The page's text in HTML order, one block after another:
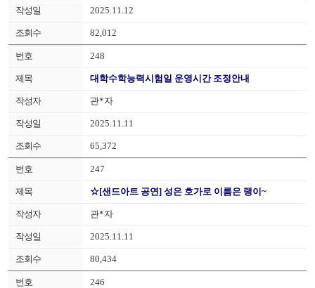
2025.11.12
82,012
248
대학수학능력시험일 운영시간 조정안내
관*자
2025.11.11
65,372
247
☆[샌드아트 공연] 성은 호가로 이름은 랭이~
관*자
2025.11.11
80,434
246